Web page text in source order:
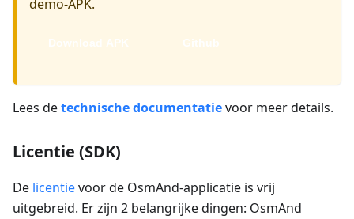
demo-APK.
Download APK Github
Lees detechnische documentatievoor meer details.
Licentie (SDK)
De licentievoor de OsmAnd-applicatie is vrij
uitgebreid. Er zijn 2 belangrijke dingen: OsmAnd